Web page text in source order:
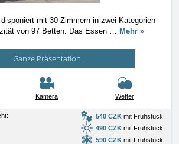
mit 30 Zimmern in zwei Kategorien
von 97 Betten. Das Essen … Mehr »
Ganze Präsentation
Kamera Wetter
540 CZK mit Frühstück
490 CZK mit Frühstück
590 CZK mit Frühstück